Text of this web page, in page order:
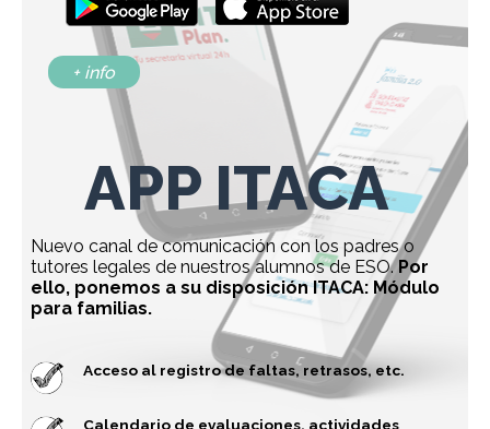
+ info
APP ITACA
Nuevo canal de comunicación con los padres o
tutores legales de nuestros alumnos de ESO. Por
ello, ponemos a su disposición ITACA: Módulo
para familias.
Acceso al registro de faltas, retrasos, etc.
Calendario de evaluaciones, actividades